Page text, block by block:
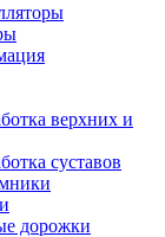
верхних и
суставов
дорожки